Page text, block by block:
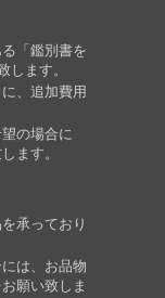
「鑑別書を
ます。
、追加費用
の場合に
ます。
承っており
は、お品物
願い致しま